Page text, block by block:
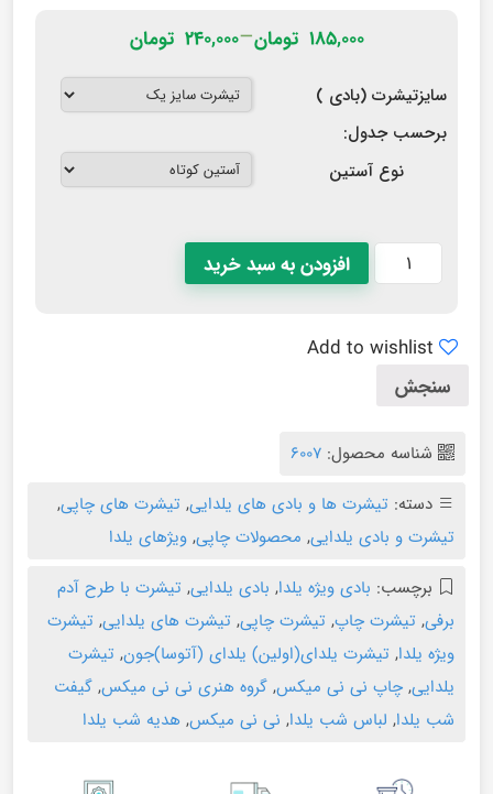
185,000 تومان–
240,000 تومان
سایزتیشرت (بادی )
برحسب جدول:
نوع آستین
افزودن به سبد خرید
Add to wishlist
سنجش
شناسه محصول: 6007
دسته: تیشرت ها و بادی های یلدایی, تیشرت های چاپی,
تیشرت و بادی یلدایی, محصولات چاپی, ویژهای یلدا
برچسب: بادی ویژه یلدا, بادی یلدایی, تیشرت با طرح آدم
برفی, تیشرت چاپ, تیشرت چاپی, تیشرت های یلدایی, تیشرت
ویژه یلدا, تیشرت یلدای(اولین) یلدای (آتوسا)جون, تیشرت
یلدایی, چاپ نی نی میکس, گروه هنری نی نی میکس, گیفت
شب یلدا, لباس شب یلدا, نی نی میکس, هدیه شب یلدا